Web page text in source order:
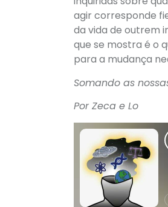
agir corresponde
da vida de outrem
que se mostra é o
para a mudança
Somando as
Por Zeca e Lo